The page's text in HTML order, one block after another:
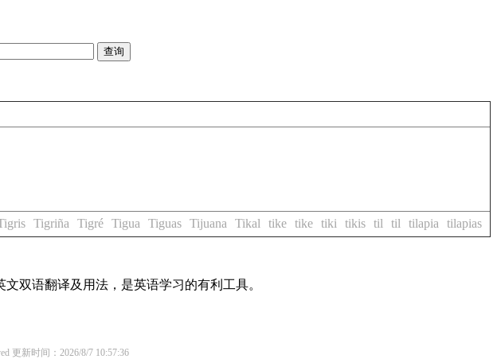
Tigriña Tigré Tigua Tiguas Tijuana Tikal tike tike tiki tikis til til tilapia tilapias
双语翻译及用法，是英语学习的有利工具。
更新时间：2026/8/7 10:57:36